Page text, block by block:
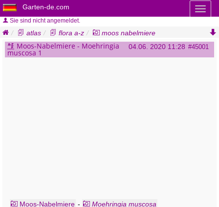
Garten-de.com
Sie sind nicht angemeldet.
atlas flora a-z
moos nabelmiere
moehringia muscosa
04.06. 2020 11:28 #45001
Moos-Nabelmiere - Moehringia
muscosa 1
Moos-Nabelmiere -
Moehringia muscosa